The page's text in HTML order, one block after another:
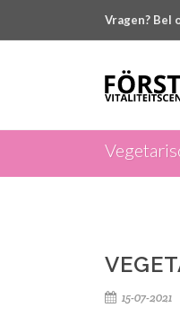
Vragen? Bel
15-07-2021